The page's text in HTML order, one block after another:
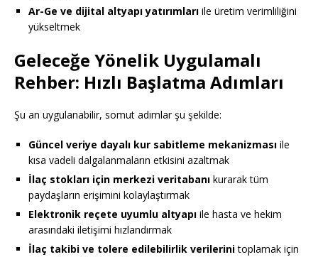
Ar-Ge ve dijital altyapı yatırımları ile üretim verimliliğini
yükseltmek
Geleceğe Yönelik Uygulamalı
Rehber: Hızlı Başlatma Adımları
Şu an uygulanabilir, somut adımlar şu şekilde:
Güncel veriye dayalı kur sabitleme mekanizması ile
kısa vadeli dalgalanmaların etkisini azaltmak
İlaç stokları için merkezi veritabanı kurarak tüm
paydaşların erişimini kolaylaştırmak
Elektronik reçete uyumlu altyapı ile hasta ve hekim
arasındaki iletişimi hızlandırmak
İlaç takibi ve tolere edilebilirlik verilerinitoplamak için